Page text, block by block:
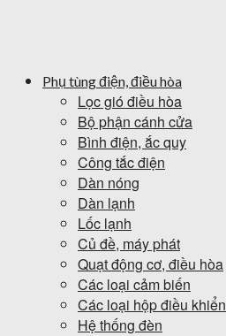
Phụ tùng điện, điều hòa
Lọc gió điều hòa
Bộ phận cánh cửa
Bình điện, ắc quy
Công tắc điện
Dàn nóng
Dàn lạnh
Lốc lạnh
Củ đề, máy phát
Quạt động cơ, điều hòa
Các loại cảm biến
Các loại hộp điều khiển
Hệ thống đèn